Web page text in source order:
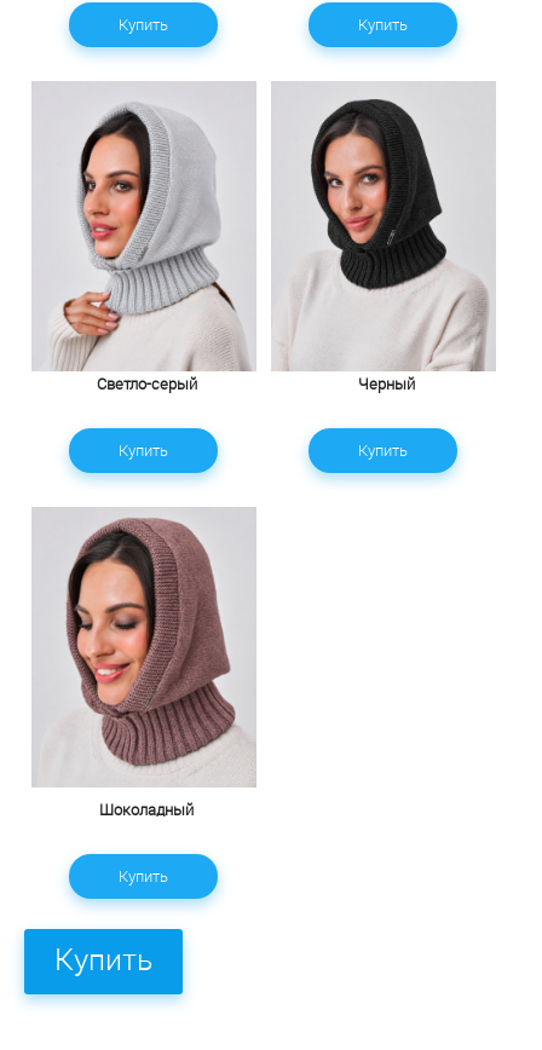
Купить Купить
Светло-серый
Купить
Черный
Купить
Шоколадный
Купить
Купить